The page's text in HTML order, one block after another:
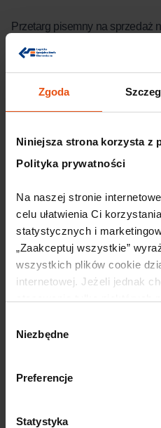
Zgoda
Niniejsza strona korzysta z
Polityka prywatności
Na naszej stronie
celu ułatwienia Ci
statystycznych i
„Zaakceptuj wszystkie”
wszystkich plików cookie
internetowej. Jeżeli jednak
Szczegółowe informacje o
zgody
Niezbędne
Preferencje
Statystyka
Przetarg pisemny na sprzedaż
miasta Przemków, stanowiącej
Specjalnej Strefy Ekonomicznej
(PDF, 54,50 KB)
załącznik nr 1 do ogłoszenia –
umowy partycypacji
załącznik nr 2 do ogłoszenia –
na świadczenie usług odpłatnych